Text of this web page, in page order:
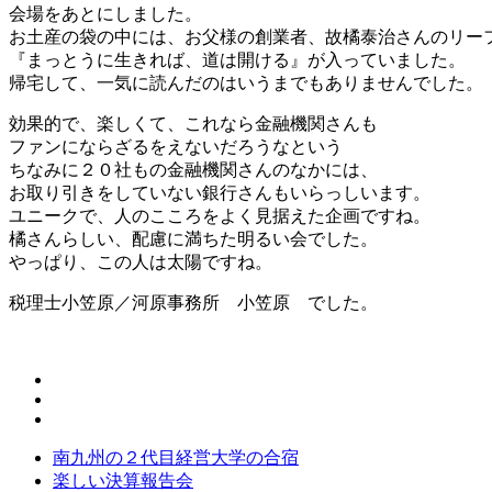
会場をあとにしました。
お土産の袋の中には、お父様の創業者、故橘泰治さんのリー
『まっとうに生きれば、道は開ける』が入っていました。
帰宅して、一気に読んだのはいうまでもありませんでした。
効果的で、楽しくて、これなら金融機関さんも
ファンにならざるをえないだろうなという
ちなみに２０社もの金融機関さんのなかには、
お取り引きをしていない銀行さんもいらっしいます。
ユニークで、人のこころをよく見据えた企画ですね。
橘さんらしい、配慮に満ちた明るい会でした。
やっぱり、この人は太陽ですね。
税理士小笠原／河原事務所 小笠原 でした。
南九州の２代目経営大学の合宿
楽しい決算報告会